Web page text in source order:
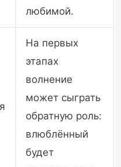
любимой.
На первых
этапах
волнение
может сыграть
обратную роль:
влюблённый
будет